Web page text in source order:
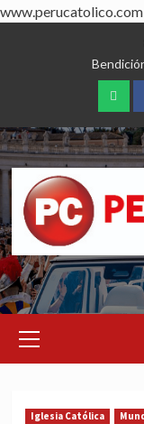
www.perucatolico.com
Menu
Iglesia Católica